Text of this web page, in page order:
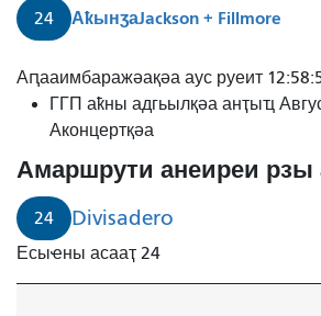
24 АҟынӡаJackson + Fillmore
Аԥааимбаражәақәа аус руеит
ГГП аҟны адгьылқәа анҭыҵ
Аконцертқәа
Амаршрути анеиреи рзы
24 Divisadero
Есыҽны асааҭ 24